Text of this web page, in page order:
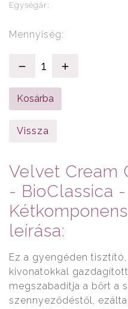
Egységár:
Mennyiség:
Vissza
Velvet Cream
- BioClassica -
leírása:
Ez a gyengéden
kivonatokkal
megszabadítja a bőrt a
szennyeződéstől,